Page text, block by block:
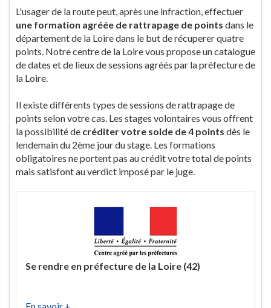
L'usager de la route peut, après une infraction, effectuer
une formation agréée de rattrapage de points dans le
département de la Loire dans le but de récuperer quatre
points. Notre centre de la Loire vous propose un catalogue
de dates et de lieux de sessions agréés par la préfecture de
la Loire.
Il existe différents types de sessions de rattrapage de
points selon votre cas. Les stages volontaires vous offrent
la possibilité de créditer votre solde de 4 points dès le
lendemain du 2ème jour du stage. Les formations
obligatoires ne portent pas au crédit votre total de points
mais satisfont au verdict imposé par le juge.
Se rendre en préfecture de la Loire (42)